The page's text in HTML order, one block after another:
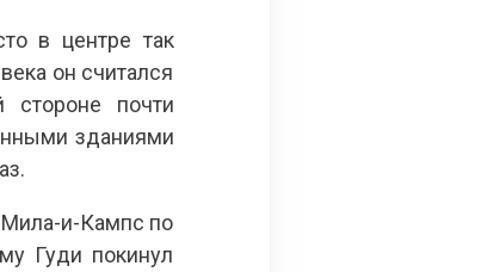
в центре так
он считался
стороне почти
зданиями
и-Кампс по
Гуди покинул